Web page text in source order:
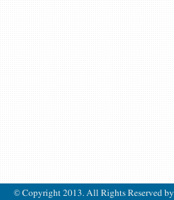
© Copyright 2013. All Rights Reserved by